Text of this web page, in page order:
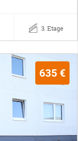
3. Etage
635 €